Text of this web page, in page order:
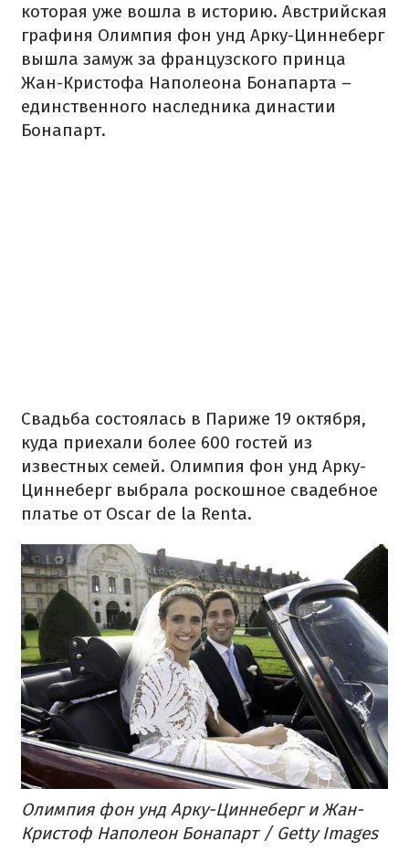
которая уже вошла в историю. Австрийская
графиня Олимпия фон унд Арку-Циннеберг
вышла замуж за французского принца
Жан-Кристофа Наполеона Бонапарта –
единственного наследника династии
Бонапарт.
Свадьба состоялась в Париже 19 октября,
куда приехали более 600 гостей из
известных семей. Олимпия фон унд Арку-
Циннеберг выбрала роскошное свадебное
платье от Oscar de la Renta.
Олимпия фон унд Арку-Циннеберг и Жан-
Кристоф Наполеон Бонапарт / Getty Images